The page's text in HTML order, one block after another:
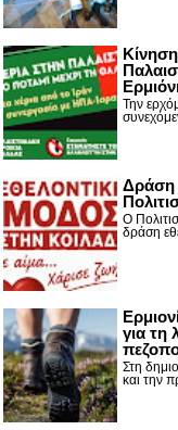
Την
Δράση
Ο
δράση
για τη
Στη
και την